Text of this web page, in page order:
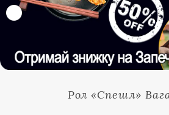
Рол «Спешл»